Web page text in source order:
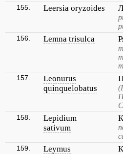
155. Leersia oryzoides
156. Lemna trisulca
157.
Leonurus
quinquelobatus
158.
Lepidium
sativum
159. Leymus